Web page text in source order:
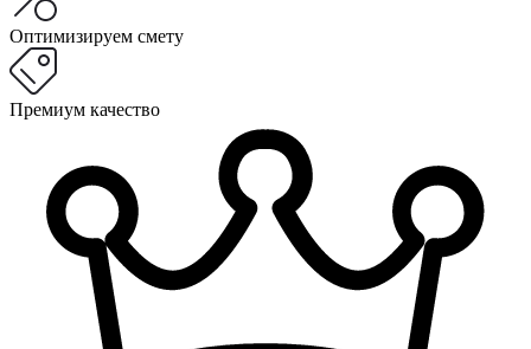
Оптимизируем смету
Премиум качество